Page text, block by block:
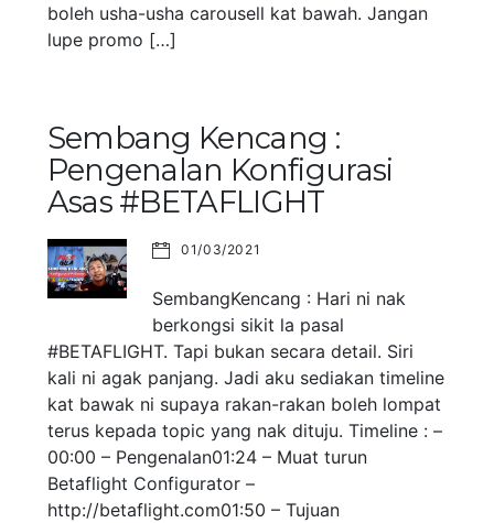
boleh usha-usha carousell kat bawah. Jangan
lupe promo […]
Sembang Kencang :
Pengenalan Konfigurasi
Asas #BETAFLIGHT
01/03/2021
SembangKencang : Hari ni nak
berkongsi sikit la pasal
#BETAFLIGHT. Tapi bukan secara detail. Siri
kali ni agak panjang. Jadi aku sediakan timeline
kat bawak ni supaya rakan-rakan boleh lompat
terus kepada topic yang nak dituju. Timeline : –
00:00 – Pengenalan01:24 – Muat turun
Betaflight Configurator –
http://betaflight.com01:50 – Tujuan